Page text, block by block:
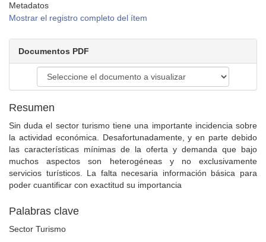
Metadatos
Mostrar el registro completo del ítem
Documentos PDF
Resumen
Sin duda el sector turismo tiene una importante incidencia sobre
la actividad económica. Desafortunadamente, y en parte debido
las características mínimas de la oferta y demanda que bajo
muchos aspectos son heterogéneas y no exclusivamente
servicios turísticos. La falta necesaria información básica para
poder cuantificar con exactitud su importancia
Palabras clave
Sector Turismo